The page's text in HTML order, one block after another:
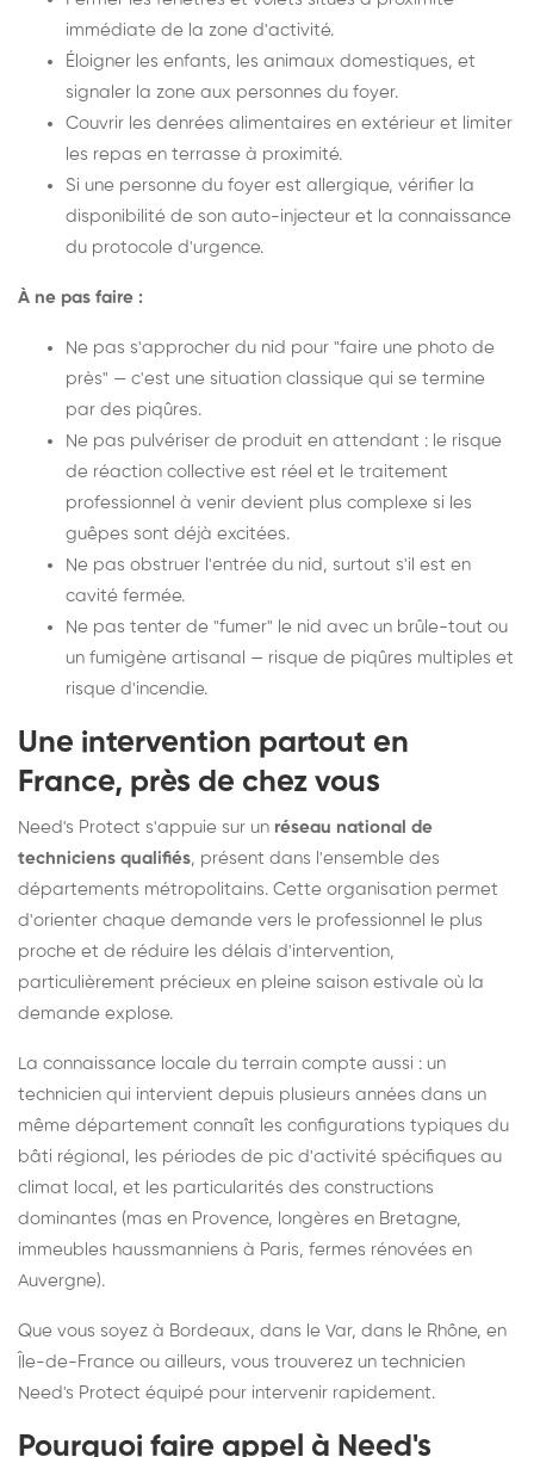
immédiate de la zone d'activité.
Éloigner les enfants, les animaux domestiques, et
signaler la zone aux personnes du foyer.
Couvrir les denrées alimentaires en extérieur et limiter
les repas en terrasse à proximité.
Si une personne du foyer est allergique, vérifier la
disponibilité de son auto-injecteur et la connaissance
du protocole d'urgence.
À ne pas faire :
Ne pas s'approcher du nid pour "faire une photo de
près" — c'est une situation classique qui se termine
par des piqûres.
Ne pas pulvériser de produit en attendant : le risque
de réaction collective est réel et le traitement
professionnel à venir devient plus complexe si les
guêpes sont déjà excitées.
Ne pas obstruer l'entrée du nid, surtout s'il est en
cavité fermée.
Ne pas tenter de "fumer" le nid avec un brûle-tout ou
un fumigène artisanal — risque de piqûres multiples et
risque d'incendie.
Une intervention partout en
France, près de chez vous
Need's Protect s'appuie sur un réseau national de
techniciens qualifiés, présent dans l'ensemble des
départements métropolitains. Cette organisation permet
d'orienter chaque demande vers le professionnel le plus
proche et de réduire les délais d'intervention,
particulièrement précieux en pleine saison estivale où la
demande explose.
La connaissance locale du terrain compte aussi : un
technicien qui intervient depuis plusieurs années dans un
même département connaît les configurations typiques du
bâti régional, les périodes de pic d'activité spécifiques au
climat local, et les particularités des constructions
dominantes (mas en Provence, longères en Bretagne,
immeubles haussmanniens à Paris, fermes rénovées en
Auvergne).
Que vous soyez à Bordeaux, dans le Var, dans le Rhône, en
Île-de-France ou ailleurs, vous trouverez un technicien
Need's Protect équipé pour intervenir rapidement.
Pourquoi faire appel à Need's